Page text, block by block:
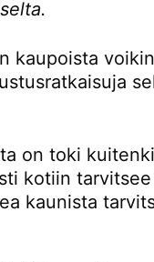
kaupoista
on toki
kotiin tarvitsee
kaunista